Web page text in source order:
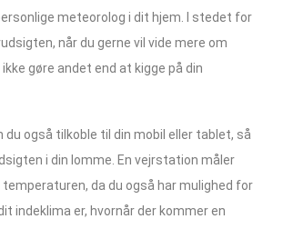
meteorolog i dit hjem. I stedet for
når du gerne vil vide mere om
gøre andet end at kigge på din
du også tilkoble til din mobil eller tablet, så
i din lomme. En vejrstation måler
da du også har mulighed for
indeklima er, hvornår der kommer en